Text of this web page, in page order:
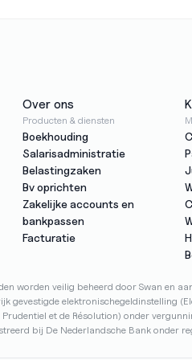
Over ons
Producten & diensten
Boekhouding
Salarisadministratie
Belastingzaken
Bv oprichten
Zakelijke accounts en
bankpassen
Facturatie
worden veilig beheerd door Swan en
gevestigde elektronischegeldinstelling
et de Résolution) onder
bij De Nederlandsche Bank onder